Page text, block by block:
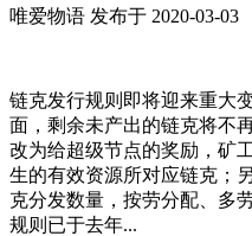
唯爱物语 发布于 2020-03-03
链克发行规则即将迎来重大
面，剩余未产出的链克将不
改为给超级节点的奖励，矿
生的有效资源所对应链克；
克分发数量，按劳分配、多
规则已于去年...